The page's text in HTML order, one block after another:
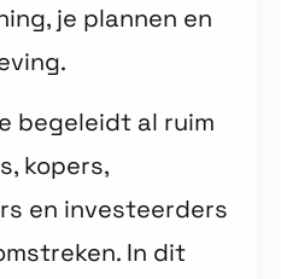
je plannen en
begeleidt al ruim
kopers,
en investeerders
In dit